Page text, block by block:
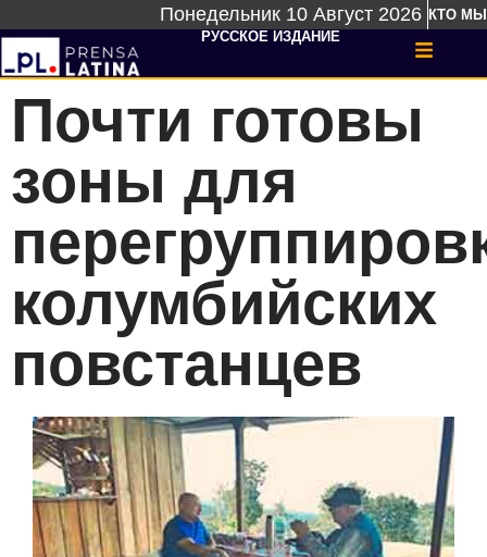
Понедельник 10 Август 2026 КТО МЫ
РУССКОЕ ИЗДАНИЕ
Почти готовы
зоны для
колумбийских
повстанцев